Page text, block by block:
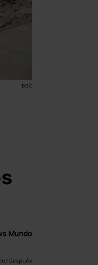
BBC
Mundo
después